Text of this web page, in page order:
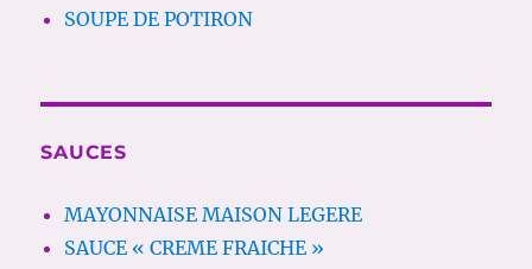
SOUPE DE POTIRON
SAUCES
MAYONNAISE MAISON LEGERE
SAUCE « CREME FRAICHE »